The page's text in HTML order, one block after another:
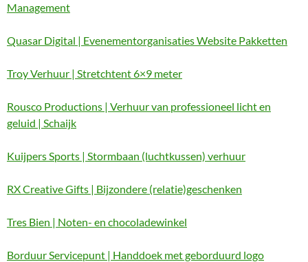
Management
Quasar Digital | Evenementorganisaties Website Pakketten
Troy Verhuur | Stretchtent 6×9 meter
Rousco Productions | Verhuur van professioneel licht en
geluid | Schaijk
Kuijpers Sports | Stormbaan (luchtkussen) verhuur
RX Creative Gifts | Bijzondere (relatie)geschenken
Tres Bien | Noten- en chocoladewinkel
Borduur Servicepunt | Handdoek met geborduurd logo